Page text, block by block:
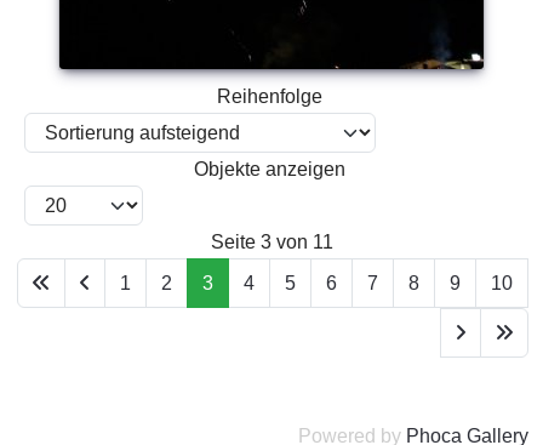
Reihenfolge
Objekte anzeigen
Seite 3 von 11
1
2 3 4 5 6 7 8 9 10
Powered by Phoca Gallery